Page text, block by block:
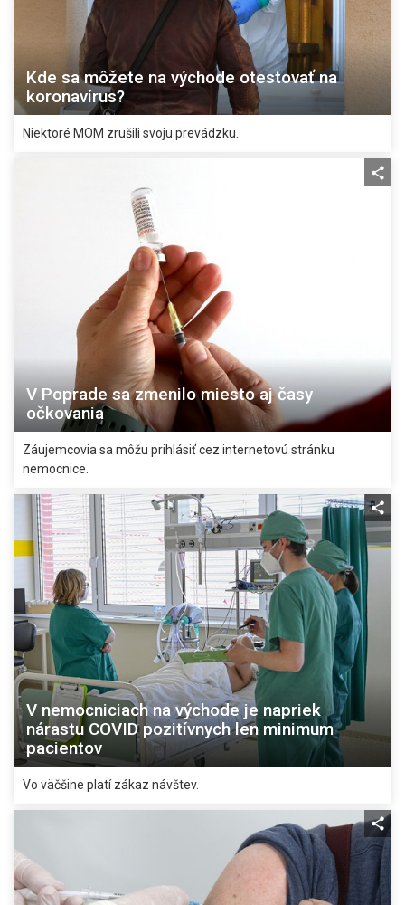
Kde sa môžete na východe otestovať na
koronavírus?
Niektoré MOM zrušili svoju prevádzku.
V Poprade sa zmenilo miesto aj časy
očkovania
Záujemcovia sa môžu prihlásiť cez internetovú stránku
nemocnice.
V nemocniciach na východe je napriek
nárastu COVID pozitívnych len minimum
pacientov
Vo väčšine platí zákaz návštev.